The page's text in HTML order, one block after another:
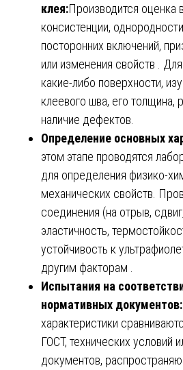
клея:Производится оценка
консистенции,
посторонних включений,
или изменения свойств .
какие-либо поверхности,
клеевого шва, его толщина,
наличие дефектов.
Определение основных
этом этапе проводятся
для определения физико-
механических свойств.
соединения (на отрыв,
эластичность,
устойчивость к
другим факторам .
Испытания на
нормативных документов:
характеристики
ГОСТ, технических условий
документов,